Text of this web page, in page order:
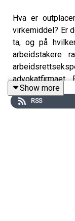
Hva er
virkemiddel? Er
ta, og på
arbeidstakere
spørsmålene.
Show more
RSS